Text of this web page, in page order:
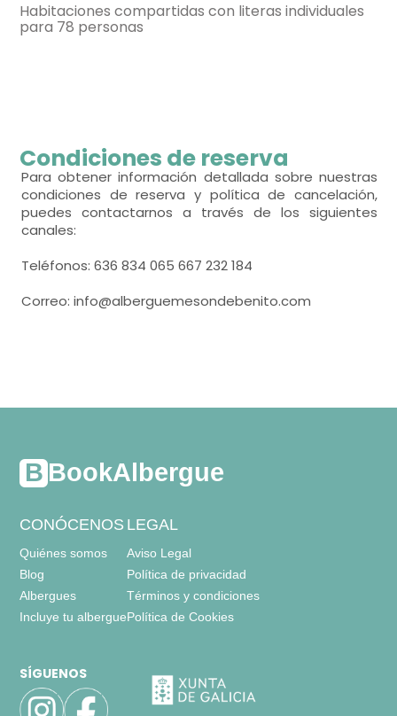
Habitaciones compartidas con literas individuales
para 78 personas
habitación con varias camas
- cama litera para 2 personas = 39
Calefacción,
Condiciones de reserva
Para obtener información detallada sobre nuestras
condiciones de reserva y política de cancelación,
puedes contactarnos a través de los siguientes
canales:
Teléfonos: 636 834 065 667 232 184
Correo: info@alberguemesondebenito.com
BookAlbergue
CONÓCENOS
Quiénes somos
Blog
Albergues
Incluye tu albergue
LEGAL
Aviso Legal
Política de privacidad
Términos y condiciones
Política de Cookies
SÍGUENOS